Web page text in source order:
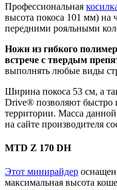
Профессиональная
высота покоса 101 мм) на
передними рояльными
Ножи из гибкого
встрече с твердым
выполнять любые виды
Ширина покоса 53 см, а
Drive® позволяют быстро
территории. Масса
на сайте производителя
MTD Z 170 DH
Этот минирайдер
максимальная высота